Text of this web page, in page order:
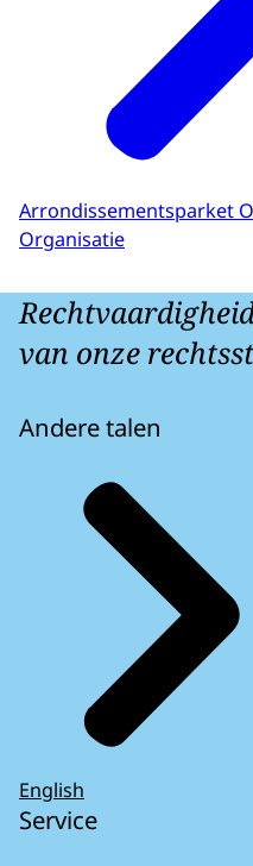
Arrondissementsparket
Organisatie
van onze
Andere talen
English
Service